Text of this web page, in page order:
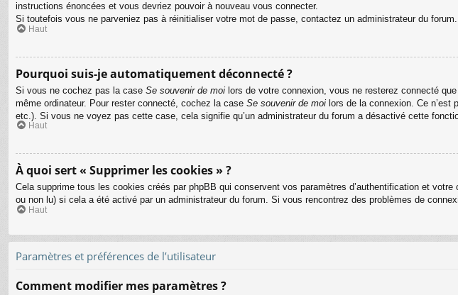
instructions énoncées et vous devriez pouvoir à nouveau vous connecter.
Si toutefois vous ne parveniez pas à réinitialiser votre mot de passe, contactez un administrateur du forum.
Haut
Pourquoi suis-je automatiquement déconnecté ?
Si vous ne cochez pas la case Se souvenir de moi lors de votre connexion, vous ne resterez connecté
même ordinateur. Pour rester connecté, cochez la case Se souvenir de moi lors de la connexion. Ce
etc.). Si vous ne voyez pas cette case, cela signifie qu’un administrateur du forum a désactivé cette
Haut
À quoi sert « Supprimer les cookies » ?
Cela supprime tous les cookies créés par phpBB qui conservent vos paramètres d’authentification et
ou non lu) si cela a été activé par un administrateur du forum. Si vous rencontrez des problèmes de
Haut
Paramètres et préférences de l’utilisateur
Comment modifier mes paramètres ?